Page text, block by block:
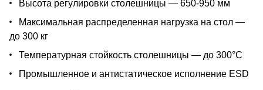
Высота регулировки столешницы — 650-950 мм
Максимальная распределенная нагрузка на стол —
до 300 кг
Температурная стойкость столешницы — до 300°С
Промышленное и антистатическое исполнение ESD